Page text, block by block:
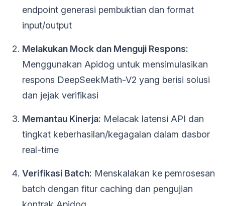
endpoint generasi pembuktian dan format
input/output
Melakukan Mock dan Menguji Respons:
Menggunakan Apidog untuk mensimulasikan
respons DeepSeekMath-V2 yang berisi solusi
dan jejak verifikasi
Memantau Kinerja: Melacak latensi API dan
tingkat keberhasilan/kegagalan dalam dasbor
real-time
Verifikasi Batch: Menskalakan ke pemrosesan
batch dengan fitur caching dan pengujian